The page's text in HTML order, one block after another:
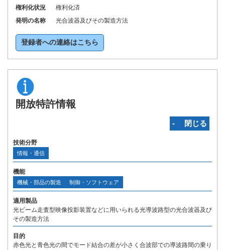
権利化状況
権利化済
発明の名称
光合波器及びその製造方法
登録者への連絡はこちら
開放特許情報
‐ 閉じる
技術分野
情報・通信
機能
機械・部品の製造 制御・ソフトウェア
適用製品
光ビーム走査型映像投影装置などに用いられる光導波路型の光合波器及び
その製造方法
目的
赤色光と青色光の間でモード結合の差が小さく合波部での導波路間の乗り